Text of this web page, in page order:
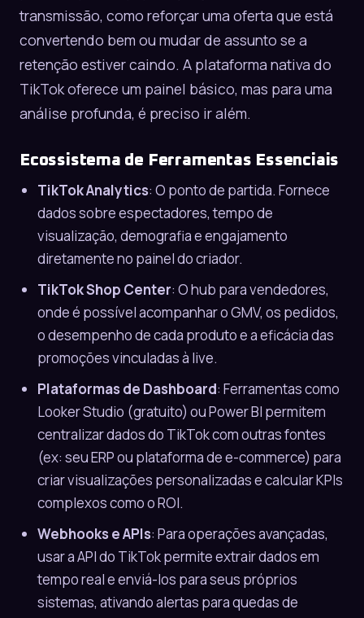
transmissão, como reforçar uma oferta que está
convertendo bem ou mudar de assunto se a
retenção estiver caindo. A plataforma nativa do
TikTok oferece um painel básico, mas para uma
análise profunda, é preciso ir além.
Ecossistema de Ferramentas Essenciais
TikTok Analytics: O ponto de partida. Fornece
dados sobre espectadores, tempo de
visualização, demografia e engajamento
diretamente no painel do criador.
TikTok Shop Center: O hub para vendedores,
onde é possível acompanhar o GMV, os pedidos,
o desempenho de cada produto e a eficácia das
promoções vinculadas à live.
Plataformas de Dashboard: Ferramentas como
Looker Studio (gratuito) ou Power BI permitem
centralizar dados do TikTok com outras fontes
(ex: seu ERP ou plataforma de e-commerce) para
criar visualizações personalizadas e calcular KPIs
complexos como o ROI.
Webhooks e APIs: Para operações avançadas,
usar a API do TikTok permite extrair dados em
tempo real e enviá-los para seus próprios
sistemas, ativando alertas para quedas de